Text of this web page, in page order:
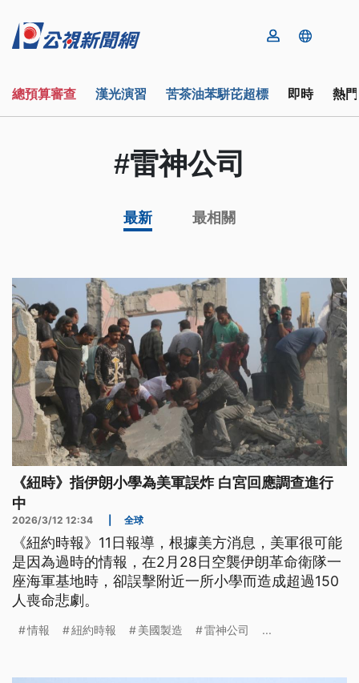
總預算審查 漢光演習 苦茶油苯駢芘超標 即時 熱
#雷神公司
最新 最相關
《紐時》指伊朗小學為美軍誤炸 白宮回應調查進行
中
2026/3/12 12:34 全球
《紐約時報》11日報導，根據美方消息，美軍很可能
是因為過時的情報，在2月28日空襲伊朗革命衛隊一
座海軍基地時，卻誤擊附近一所小學而造成超過150
人喪命悲劇。
情報 紐約時報 美國製造 雷神公司 ...